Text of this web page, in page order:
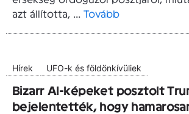
azt állította, ... Tovább
Hírek UFO-k és földönkívüliek
Bizarr AI-képeket posztolt
bejelentették, hogy